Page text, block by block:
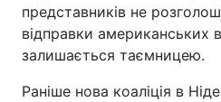
представників не
відправки американських
залишається таємницею.
Раніше нова коаліція в